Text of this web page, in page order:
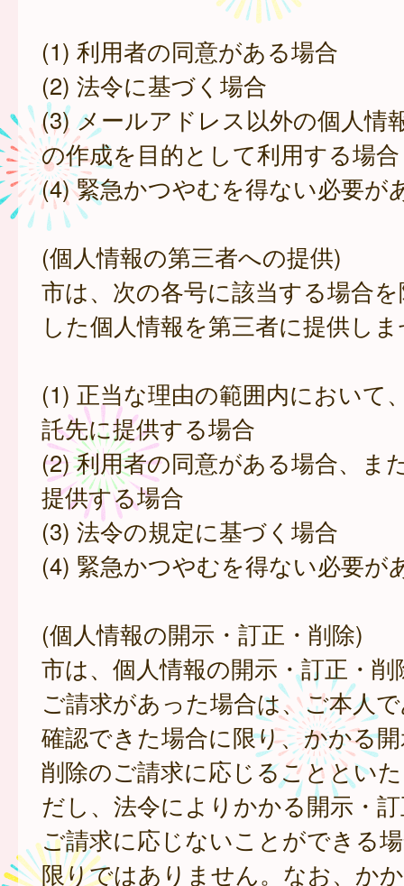
(1) 利用者の同意がある場合
(2) 法令に基づく場合
(3) メールアドレス以外の個人情
の作成を目的として利用する場合
(4) 緊急かつやむを得ない必要が
(個人情報の第三者への提供)
市は、次の各号に該当する場合
した個人情報を第三者に提供し
(1) 正当な理由の範囲内において
託先に提供する場合
(2) 利用者の同意がある場合、ま
提供する場合
(3) 法令の規定に基づく場合
(4) 緊急かつやむを得ない必要が
(個人情報の開示・訂正・削除)
市は、個人情報の開示・訂正・
ご請求があった場合は、ご本人
確認できた場合に限り、かかる
削除のご請求に応じることとい
だし、法令によりかかる開示・
ご請求に応じないことができる
限りではありません。なお、か